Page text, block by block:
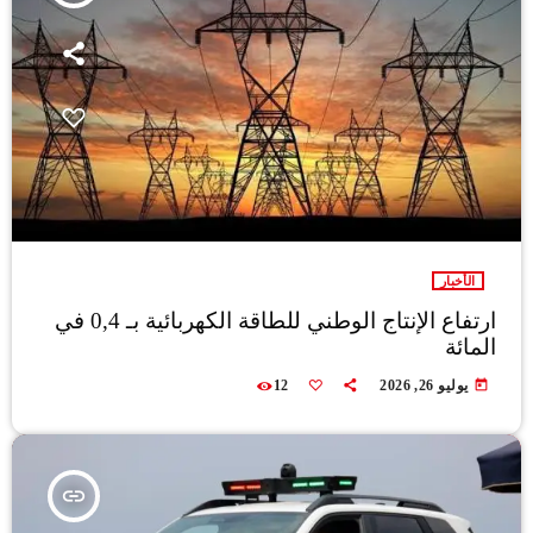
الأخبار
ارتفاع الإنتاج الوطني للطاقة الكهربائية بـ 0,4 في
المائة
today يوليو 26, 2026 12
insert_link